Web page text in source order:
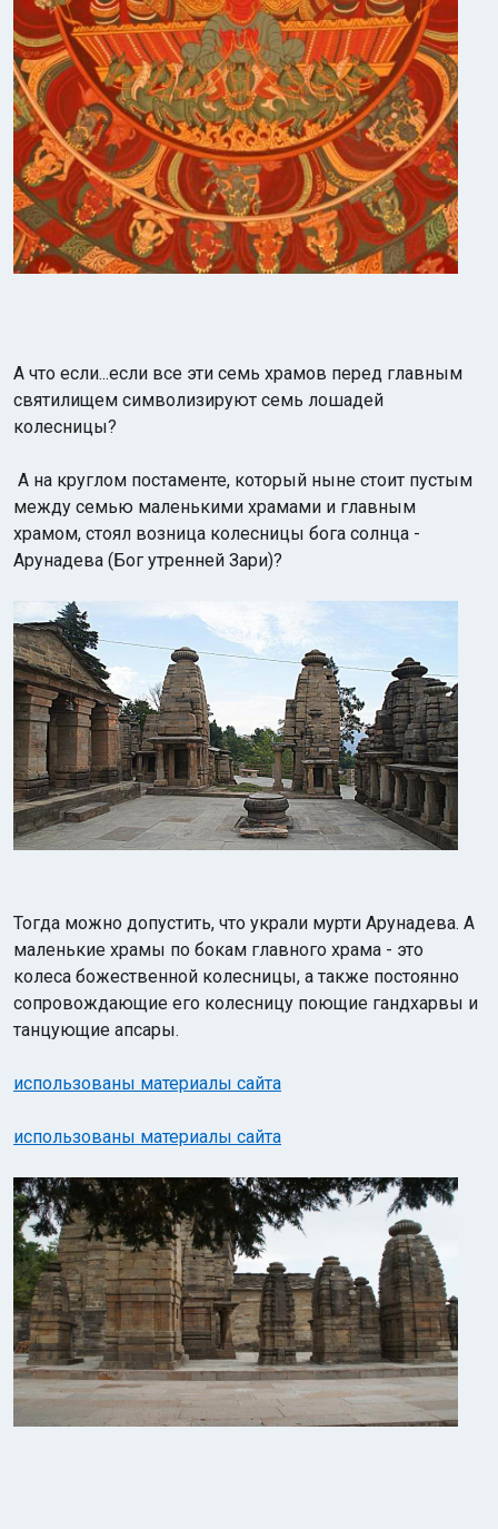
А что если...если все эти семь храмов перед главным
святилищем символизируют семь лошадей
колесницы?
А на круглом постаменте, который ныне стоит пустым
между семью маленькими храмами и главным
храмом, стоял возница колесницы бога солнца -
Арунадева (Бог утренней Зари)?
Тогда можно допустить, что украли мурти Арунадева. А
маленькие храмы по бокам главного храма - это
колеса божественной колесницы, а также постоянно
сопровождающие его колесницу поющие гандхарвы и
танцующие апсары.
использованы материалы сайта
использованы материалы сайта